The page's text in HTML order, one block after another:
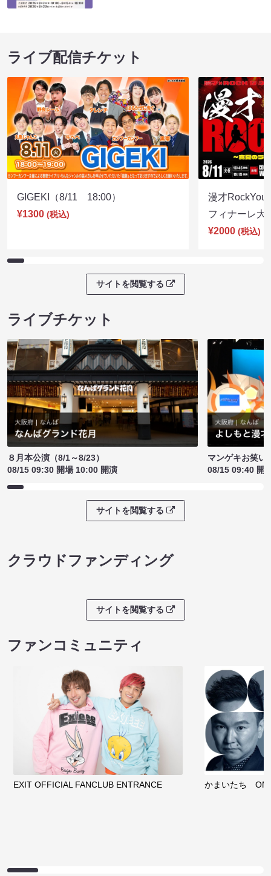
ライブ配信チケット
GIGEKI（8/11 18:00）
¥1300 (税込)
漫才RockYou
フィナーレ
¥2000 (税込)
サイトを閲覧する
ライブチケット
８月本公演（8/1～8/23）
08/15 09:30 開場 10:00 開演
マンゲキお笑い
08/15 09:40 開
サイトを閲覧する
クラウドファンディング
サイトを閲覧する
ファンコミュニティ
EXIT OFFICIAL FANCLUB ENTRANCE かまいたち